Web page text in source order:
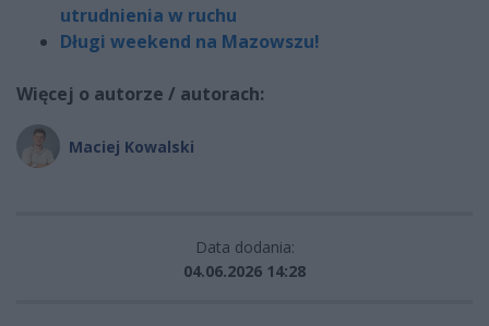
utrudnienia w ruchu
Długi weekend na Mazowszu!
Więcej o autorze / autorach:
Maciej Kowalski
Data dodania:
04.06.2026 14:28